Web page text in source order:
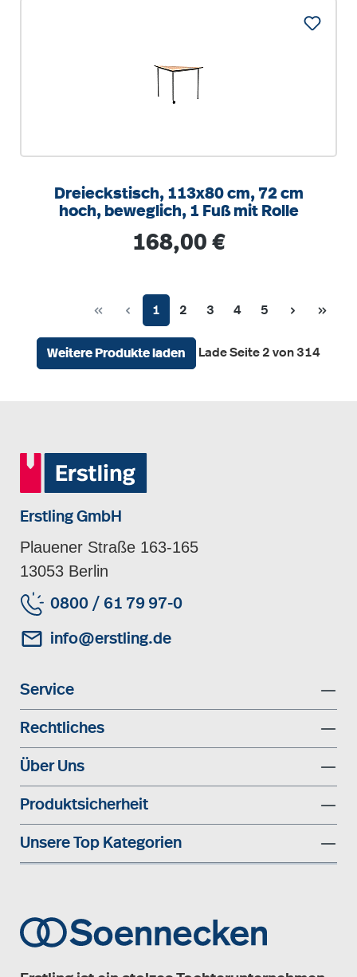
Dreieckstisch, 113x80 cm, 72 cm
hoch, beweglich, 1 Fuß mit Rolle
Regulärer Preis:
168,00 €
Seite
1 Seite
2 Seite
3 Seite
4 Seite
5
Weitere Produkte laden Lade Seite 2 von 314
Erstling GmbH
Plauener Straße 163-165
13053 Berlin
0800 / 61 79 97-0
info@erstling.de
Service
Rechtliches
Über Uns
Produktsicherheit
Unsere Top Kategorien